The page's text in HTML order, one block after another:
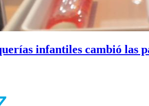
infantiles cambió las